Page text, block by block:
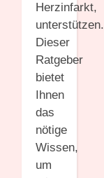
Herzinfarkt,
unterstützen.
Dieser
Ratgeber
bietet
Ihnen
das
nötige
Wissen,
um